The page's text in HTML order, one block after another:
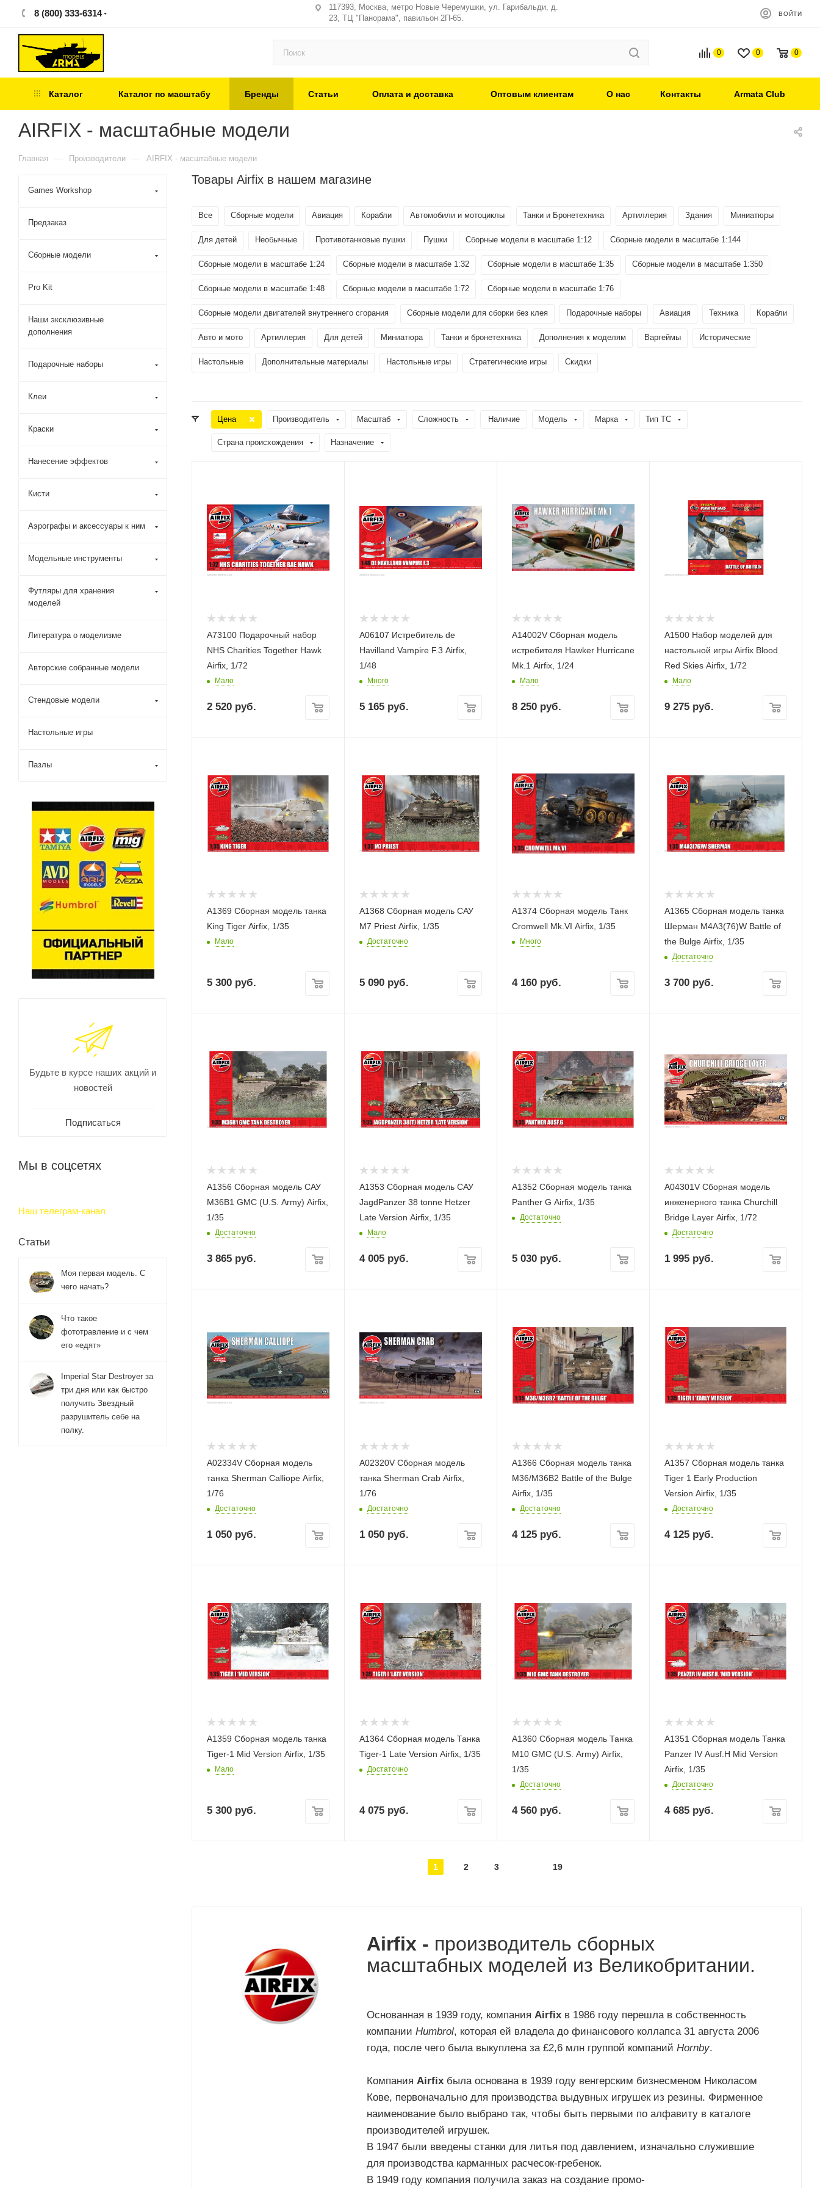
8 (800) 333-6314
117393, Москва, метро Новые Черемушки, ул. Гарибальди, д.
23, ТЦ "Панорама", павильон 2П-65.
ВОЙТИ
0 0 0
Каталог Каталог по масштабу Бренды Статьи Оплата и доставка Оптовым клиентам О нас Контакты Armata Club
AIRFIX - масштабные модели
Главная — Производители — AIRFIX - масштабные модели
Товары Airfix в нашем магазине
Все Сборные модели Авиация Корабли Автомобили и мотоциклы Танки и Бронетехника Артиллерия Здания Миниатюры
Для детей Необычные Противотанковые пушки Пушки Сборные модели в масштабе 1:12 Сборные модели в масштабе 1:144
Сборные модели в масштабе 1:24 Сборные модели в масштабе 1:32 Сборные модели в масштабе 1:35 Сборные модели в масштабе 1:350
Сборные модели в масштабе 1:48 Сборные модели в масштабе 1:72 Сборные модели в масштабе 1:76
Сборные модели двигателей внутреннего сгорания Сборные модели для сборки без клея Подарочные наборы Авиация Техника Корабли
Авто и мото Артиллерия Для детей Миниатюра Танки и бронетехника Дополнения к моделям Варгеймы Исторические
Настольные Дополнительные материалы Настольные игры Стратегические игры Скидки
Цена Производитель Масштаб Сложность Наличие Модель Марка Тип ТС
Страна происхождения Назначение
A73100 Подарочный набор
NHS Charities Together Hawk
Airfix, 1/72
Мало
2 520 руб.
A06107 Истребитель de
Havilland Vampire F.3 Airfix,
1/48
Много
5 165 руб.
A14002V Сборная модель
истребителя Hawker Hurricane
Mk.1 Airfix, 1/24
Мало
8 250 руб.
A1500 Набор моделей для
настольной игры Airfix Blood
Red Skies Airfix, 1/72
Мало
9 275 руб.
A1369 Сборная модель танка
King Tiger Airfix, 1/35
Мало
5 300 руб.
A1368 Сборная модель САУ
М7 Priest Airfix, 1/35
Достаточно
5 090 руб.
A1374 Сборная модель Танк
Cromwell Mk.VI Airfix, 1/35
Много
4 160 руб.
A1365 Сборная модель танка
Шерман M4A3(76)W Battle of
the Bulge Airfix, 1/35
Достаточно
3 700 руб.
A1356 Сборная модель САУ
M36B1 GMC (U.S. Army) Airfix,
1/35
Достаточно
3 865 руб.
A1353 Сборная модель САУ
JagdPanzer 38 tonne Hetzer
Late Version Airfix, 1/35
Мало
4 005 руб.
A1352 Сборная модель танка
Panther G Airfix, 1/35
Достаточно
5 030 руб.
A04301V Сборная модель
инженерного танка Churchill
Bridge Layer Airfix, 1/72
Достаточно
1 995 руб.
A02334V Сборная модель
танка Sherman Calliope Airfix,
1/76
Достаточно
1 050 руб.
A02320V Сборная модель
танка Sherman Crab Airfix,
1/76
Достаточно
1 050 руб.
A1366 Сборная модель танка
M36/M36B2 Battle of the Bulge
Airfix, 1/35
Достаточно
4 125 руб.
A1357 Сборная модель танка
Tiger 1 Early Production
Version Airfix, 1/35
Достаточно
4 125 руб.
A1359 Сборная модель танка
Tiger-1 Mid Version Airfix, 1/35
Мало
5 300 руб.
A1364 Сборная модель Танка
Tiger-1 Late Version Airfix, 1/35
Достаточно
4 075 руб.
A1360 Сборная модель Танка
M10 GMC (U.S. Army) Airfix,
1/35
Достаточно
4 560 руб.
A1351 Сборная модель Танка
Panzer IV Ausf.H Mid Version
Airfix, 1/35
Достаточно
4 685 руб.
1 2 3 19
Airfix - производитель сборных
масштабных моделей из Великобритании.
Основанная в 1939 году, компания Airfix в 1986 году перешла в собственность
компании Humbrol, которая ей владела до финансового коллапса 31 августа 2006
года, после чего была выкуплена за £2,6 млн группой компаний Hornby.
Компания Airfix была основана в 1939 году венгерским бизнесменом Николасом
Кове, первоначально для производства выдувных игрушек из резины. Фирменное
наименование было выбрано так, чтобы быть первыми по алфавиту в каталоге
производителей игрушек.
В 1947 были введены станки для литья под давлением, изначально служившие
для производства карманных расчесок-гребенок.
В 1949 году компания получила заказ на создание промо-
Games Workshop
Предзаказ
Сборные модели
Pro Kit
Наши эксклюзивные
дополнения
Подарочные наборы
Клеи
Краски
Нанесение эффектов
Кисти
Аэрографы и аксессуары к ним
Модельные инструменты
Футляры для хранения
моделей
Литература о моделизме
Авторские собранные модели
Стендовые модели
Настольные игры
Пазлы
Будьте в курсе наших акций и
новостей
Подписаться
Мы в соцсетях
Наш телеграм-канал
Статьи
Моя первая модель. С
чего начать?
Что такое
фототравление и с чем
его «едят»
Imperial Star Destroyer за
три дня или как быстро
получить Звездный
разрушитель себе на
полку.